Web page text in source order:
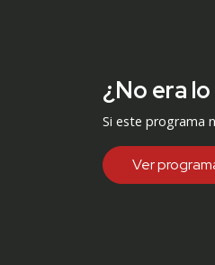
¿No era
Si este programa
Ver